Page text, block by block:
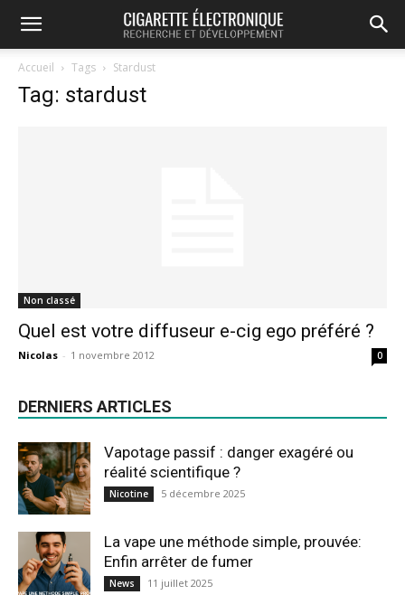
Accueil Tags Stardust
Tag: stardust
Non classé
Quel est votre diffuseur e-cig ego préféré ?
Nicolas - 1 novembre 2012 0
DERNIERS ARTICLES
Vapotage passif : danger exagéré ou
réalité scientifique ?
Nicotine 5 décembre 2025
La vape une méthode simple, prouvée:
Enfin arrêter de fumer
News 11 juillet 2025